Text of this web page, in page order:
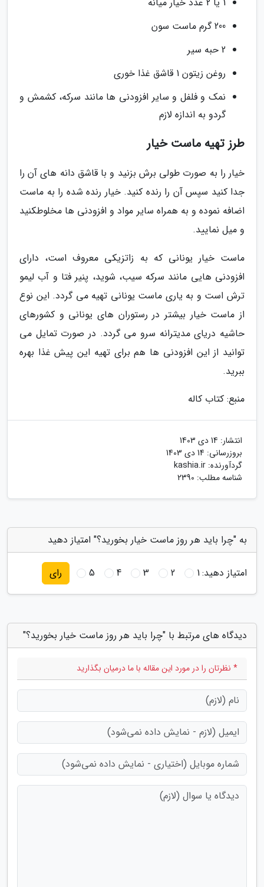
200 گرم ماست سون
2 حبه سیر
روغن زیتون 1 قاشق غذا خوری
نمک و فلفل و سایر افزودنی ها مانند سرکه، کشمش و
گردو به اندازه لازم
طرز تهیه ماست خیار
خیار را به صورت طولی برش بزنید و با قاشق دانه های آن را
جدا کنید سپس آن را رنده کنید. خیار رنده شده را به ماست
اضافه نموده و به همراه سایر مواد و افزودنی ها مخلوطکنید
و میل نمایید.
ماست خیار یونانی که به زاتزیکی معروف است، دارای
افزودنی هایی مانند سرکه سیب، شوید، پنیر فتا و آب لیمو
ترش است و به یاری ماست یونانی تهیه می گردد. این نوع
از ماست خیار بیشتر در رستوران های یونانی و کشورهای
حاشیه دریای مدیترانه سرو می گردد. در صورت تمایل می
توانید از این افزودنی ها هم برای تهیه این پیش غذا بهره
ببرید.
منبع: کتاب کاله
انتشار: 14 دی 1403
بروزرسانی: 14 دی 1403
گردآورنده: kashia.ir
شناسه مطلب: 2390
به "چرا باید هر روز ماست خیار بخورید؟" امتیاز دهید
امتیاز دهید:1
2
3
4
5 رای
دیدگاه های مرتبط با "چرا باید هر روز ماست خیار بخورید؟"
* نظرتان را در مورد این مقاله با ما درمیان بگذارید